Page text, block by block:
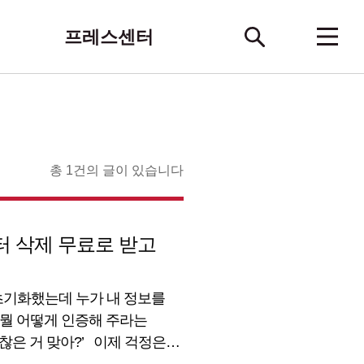
프레스센터
총 1건의 글이 있습니다
삭제 무료로 받고
화했는데 누가 내 정보를
어떻게 인증해 주라는
은 거 맞아?’ 이제 걱정은